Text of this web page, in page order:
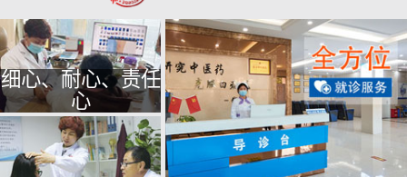
细心、耐心、责任
心